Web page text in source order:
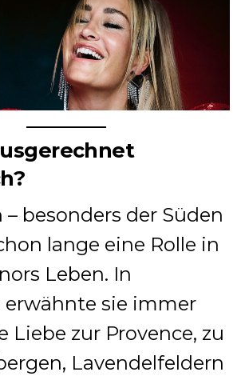
– besonders der Süden
lange eine Rolle in
Leben. In
erwähnte sie immer
Liebe zur Provence, zu
Lavendelfeldern